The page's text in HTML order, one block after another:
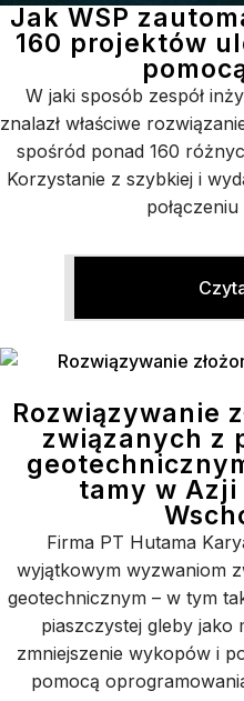
Jak WSP
160 projektów
W jaki sposób zespół
znalazł właściwe
spośród ponad 160
Korzystanie z szybkiej i
Rozwiązywanie
związanych z
tamy w Azji
Firma PT Hutama
wyjątkowym wyzwaniom
geotechnicznym – w tym
piaszczystej gleby jako
zmniejszenie wykopów i
pomocą